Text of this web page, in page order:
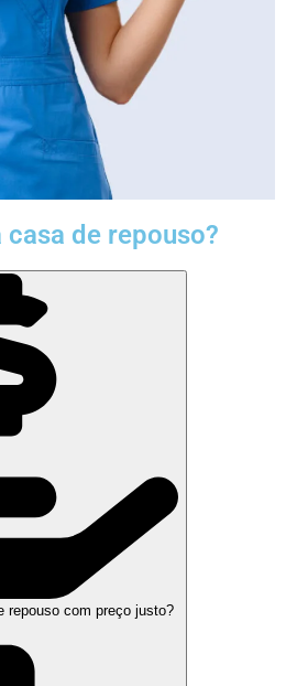
de repouso?
repouso com preço justo?